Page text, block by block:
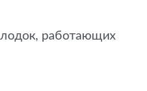
лодок, работающих